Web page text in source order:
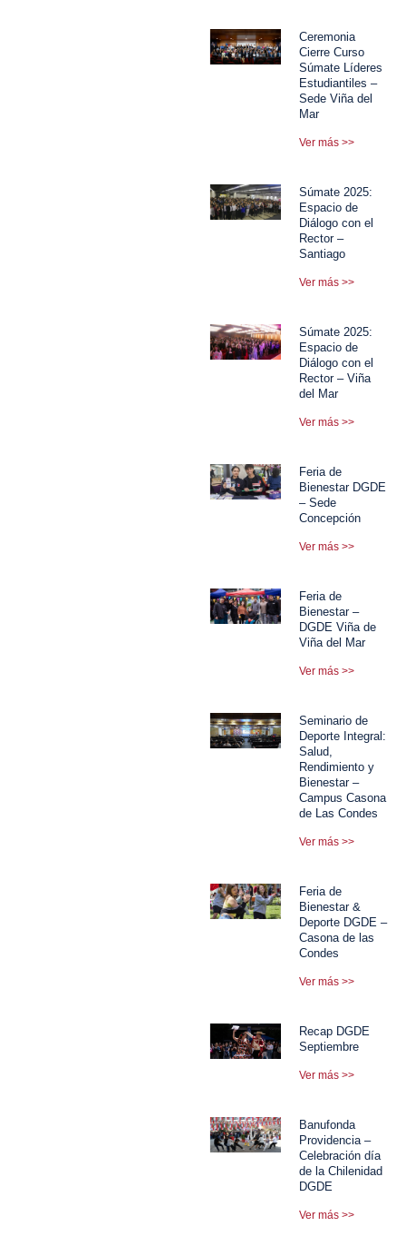
Ceremonia
Cierre Curso
Súmate Líderes
Estudiantiles –
Sede Viña del
Mar
Ver más >>
Súmate 2025:
Espacio de
Diálogo con el
Rector –
Santiago
Ver más >>
Súmate 2025:
Espacio de
Diálogo con el
Rector – Viña
del Mar
Ver más >>
Feria de
Bienestar DGDE
– Sede
Concepción
Ver más >>
Feria de
Bienestar –
DGDE Viña de
Viña del Mar
Ver más >>
Seminario de
Deporte Integral:
Salud,
Rendimiento y
Bienestar –
Campus Casona
de Las Condes
Ver más >>
Feria de
Bienestar &
Deporte DGDE –
Casona de las
Condes
Ver más >>
Recap DGDE
Septiembre
Ver más >>
Banufonda
Providencia –
Celebración día
de la Chilenidad
DGDE
Ver más >>